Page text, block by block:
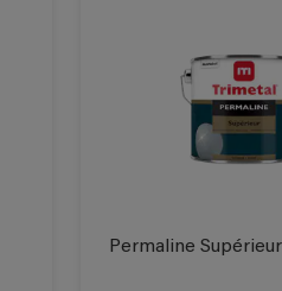
Permaline Supérieur